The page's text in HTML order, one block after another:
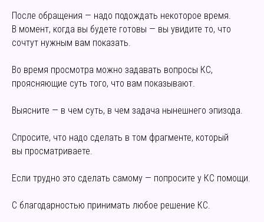
После обращения — надо подождать некоторое время.
В момент, когда вы будете готовы — вы увидите то, что
сочтут нужным вам показать.
Во время просмотра можно задавать вопросы КС,
проясняющие суть того, что вам показывают.
Выясните — в чем суть, в чем задача нынешнего эпизода.
Спросите, что надо сделать в том фрагменте, который
вы просматриваете.
Если трудно это сделать самому — попросите у КС помощи.
С благодарностью принимать любое решение КС.